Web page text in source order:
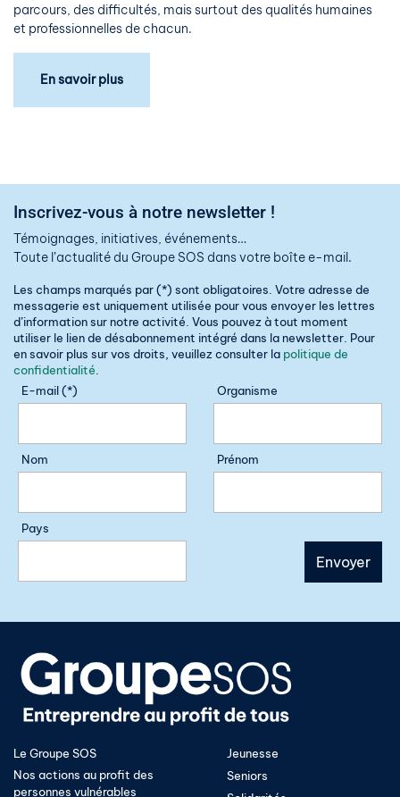
parcours, des difficultés, mais surtout des qualités humaines
et professionnelles de chacun.
En savoir plus
Inscrivez-vous à notre newsletter !
Témoignages, initiatives, événements…
Toute l’actualité du Groupe SOS dans votre boîte e-mail.
Les champs marqués par (*) sont obligatoires. Votre adresse de
messagerie est uniquement utilisée pour vous envoyer les lettres
d’information sur notre activité. Vous pouvez à tout moment
utiliser le lien de désabonnement intégré dans la newsletter. Pour
en savoir plus sur vos droits, veuillez consulter la politique de
confidentialité
E-mail (*)
Organisme
Nom Prénom
Pays
Le Groupe SOS
Nos actions au profit des
personnes vulnérables
Jeunesse
Seniors